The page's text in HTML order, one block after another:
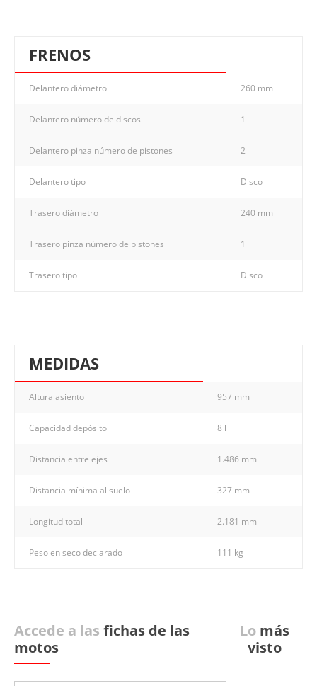
FRENOS
Delantero diámetro 260 mm
Delantero número de discos 1
Delantero pinza número de pistones 2
Delantero tipo Disco
Trasero diámetro 240 mm
Trasero pinza número de pistones 1
Trasero tipo Disco
MEDIDAS
Altura asiento 957 mm
Capacidad depósito 8 l
Distancia entre ejes 1.486 mm
Distancia mínima al suelo 327 mm
Longitud total 2.181 mm
Peso en seco declarado 111 kg
Accede a las fichas de las
motos
Lo más
visto